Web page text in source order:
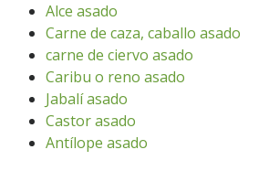
Alce asado
Carne de caza, caballo asado
carne de ciervo asado
Caribu o reno asado
Jabalí asado
Castor asado
Antílope asado